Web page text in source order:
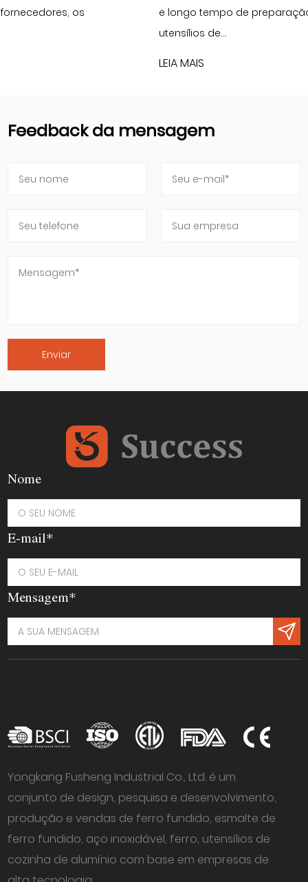
e longo tempo de preparação geralmente dependem de
Feedback da mensagem
Nome
E-mail*
Mensagem*
Yongkang Fusheng Industrial Co., Ltd. é um
conjunto de design, pesquisa e desenvolvimento,
produção e vendas de ferro fundido, esmalte de
ferro fundido, aço inoxidável, ferro, utensílios de
cozinha de alumínio com base em empresas de